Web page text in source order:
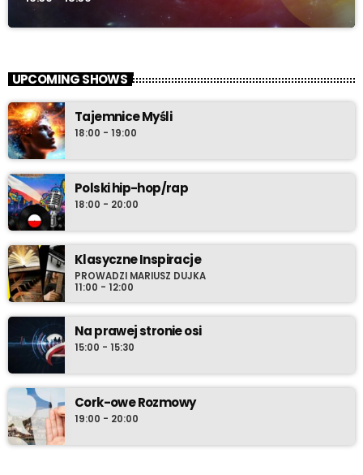
UPCOMING SHOWS
Tajemnice Myśli
18:00 - 19:00
Polski hip-hop/rap
18:00 - 20:00
Klasyczne Inspiracje
PROWADZI MARIUSZ DUJKA
11:00 - 12:00
Na prawej stronie osi
15:00 - 15:30
Cork-owe Rozmowy
19:00 - 20:00